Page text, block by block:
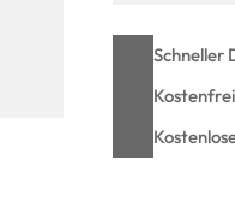
Schneller